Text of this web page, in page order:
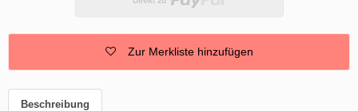
Zur Merkliste hinzufügen
Beschreibung